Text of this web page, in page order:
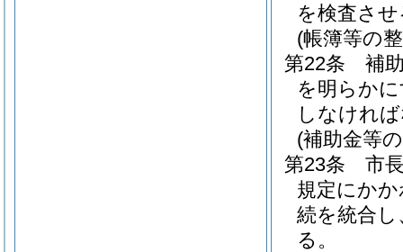
を検査さ
(帳簿等の
第22条
補
を明らか
しなけれ
(補助金等
第23条
市
規定にか
続を統合
る。